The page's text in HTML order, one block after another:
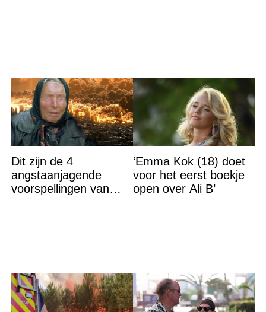
Dit zijn de 4
angstaanjagende
voorspellingen van
‘Emma Kok (18) doet
voor het eerst boekje
open over Ali B’